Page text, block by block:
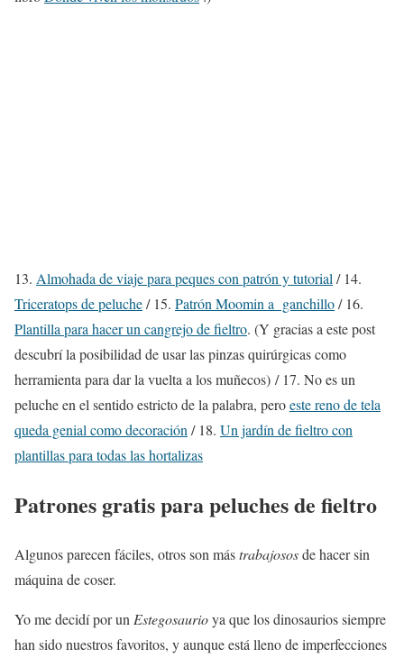
13. Almohada de viaje para peques con patrón y tutorial / 14.
Triceratops de peluche/ 15. Patrón Moomin a ganchillo/ 16.
Plantilla para hacer un cangrejo de fieltro. (Y gracias a este post
descubrí la posibilidad de usar las pinzas quirúrgicas como
herramienta para dar la vuelta a los muñecos) / 17. No es un
peluche en el sentido estricto de la palabra, peroeste reno de tela
queda genial como decoración / 18. Un jardín de fieltro con
plantillas para todas las hortalizas
Patrones gratis para peluches de fieltro
Algunos parecen fáciles, otros son mástrabajososde hacer sin
máquina de coser.
Yo me decidí por un Estegosaurioya que los dinosaurios siempre
han sido nuestros favoritos, y aunque está lleno de imperfecciones